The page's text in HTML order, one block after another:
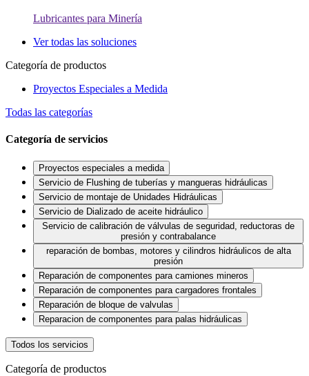
Lubricantes para Minería
Ver todas las soluciones
Categoría de productos
Proyectos Especiales a Medida
Todas las categorías
Categoría de servicios
Proyectos especiales a medida
Servicio de Flushing de tuberías y mangueras hidráulicas
Servicio de montaje de Unidades Hidráulicas
Servicio de Dializado de aceite hidráulico
Servicio de calibración de válvulas de seguridad, reductoras de
presión y contrabalance
reparación de bombas, motores y cilindros hidráulicos de alta
presión
Reparación de componentes para camiones mineros
Reparación de componentes para cargadores frontales
Reparación de bloque de valvulas
Reparacion de componentes para palas hidráulicas
Todos los servicios
Categoría de productos